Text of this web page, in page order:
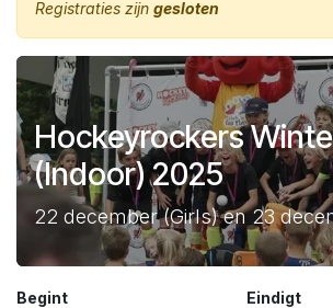
Registraties zijn gesloten
Hockeyrockers
(Indoor) 2025
22 december (Girls) en 23
Begint Eindigt